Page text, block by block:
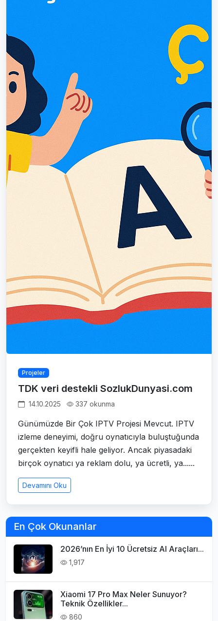
Projeler
TDK veri destekli SozlukDunyasi.com
14.10.2025 337 okunma
Günümüzde Bir Çok IPTV Projesi Mevcut. IPTV
izleme deneyimi, doğru oynatıcıyla buluştuğunda
gerçekten keyifli hale geliyor. Ancak piyasadaki
birçok oynatıcı ya reklam dolu, ya ücretli, ya......
Devamını Oku
En Çok Okunanlar
2026’nın En İyi 10 Ücretsiz AI Araçları...
1,917
Xiaomi 17 Pro Max Neler Sunuyor?
Teknik Özellikler...
860